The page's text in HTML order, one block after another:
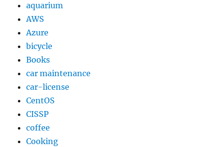
aquarium
AWS
Azure
bicycle
Books
car maintenance
car-license
CentOS
CISSP
coffee
Cooking